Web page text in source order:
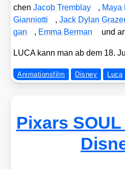
chenJacob Trem­b­lay , Maya
Gian­niot­ti
,Jack Dylan
gan
, Emma Ber­man und
LUCA kann man ab dem 18.
Animationsfilm Disney Luca
Pixars